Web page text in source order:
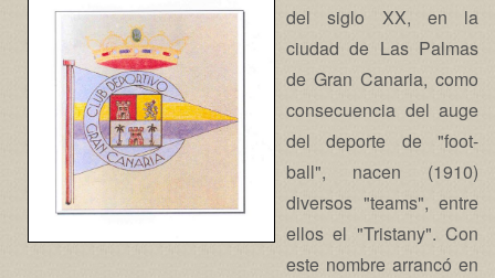
del siglo XX, en la
ciudad de Las Palmas
de Gran Canaria, como
consecuencia del auge
del deporte de "foot-
ball", nacen (1910)
diversos "teams", entre
ellos el "Tristany". Con
este nombre arrancó en